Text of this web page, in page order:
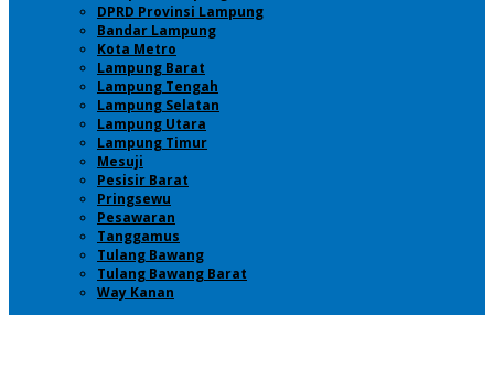
DPRD Provinsi Lampung
Bandar Lampung
Kota Metro
Lampung Barat
Lampung Tengah
Lampung Selatan
Lampung Utara
Lampung Timur
Mesuji
Pesisir Barat
Pringsewu
Pesawaran
Tanggamus
Tulang Bawang
Tulang Bawang Barat
Way Kanan